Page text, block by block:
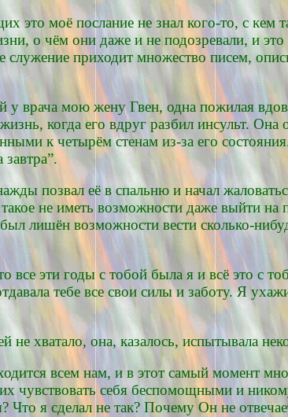
это моё послание не знал кого-то, с кем
о чём они даже и не подозревали, и
служение приходит множество писем,
у врача мою жену Гвен, одна пожилая
когда его вдруг разбил инсульт.
к четырём стенам из-за его
позвал её в спальню и начал
не иметь возможности даже выйти
лишён возможности вести сколько-
все эти годы с тобой была я и всё это с
тебе все свои силы и заботу. Я
не хватало, она, казалось, испытывала
всем нам, и в этот самый момент
их чувствовать себя беспомощными и
Что я сделал не так? Почему Он не